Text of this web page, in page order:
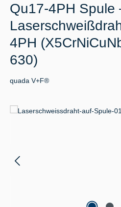
Qu17-4PH Spule
4PH
630)
quada V+F®
Bildergalerie überspringen